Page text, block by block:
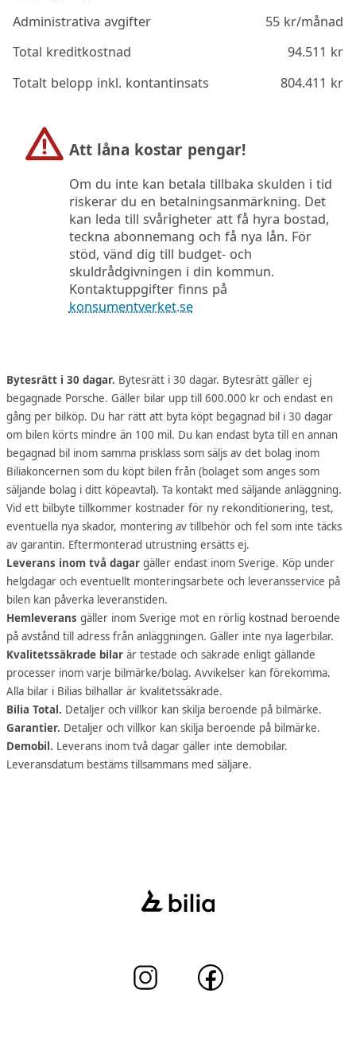
Administrativa avgifter
55kr/månad
Total kreditkostnad
94.511 kr
Totalt belopp inkl. kontantinsats
804.411 kr
Att låna kostar pengar!
Om du inte kan betala tillbaka skulden i tid
riskerar du en betalningsanmärkning. Det
kan leda till svårigheter att få hyra bostad,
teckna abonnemang och få nya lån. För
stöd, vänd dig till budget- och
skuldrådgivningen i din kommun.
Kontaktuppgifter finns på
konsumentverket.se
Bytesrätt i 30 dagar. Bytesrätt i 30 dagar. Bytesrätt gäller ej
begagnade Porsche. Gäller bilar upp till 600.000 kr och endast en
gång per bilköp. Du har rätt att byta köpt begagnad bil i 30 dagar
om bilen körts mindre än 100 mil. Du kan endast byta till en annan
begagnad bil inom samma prisklass som säljs av det bolag inom
Biliakoncernen som du köpt bilen från (bolaget som anges som
säljande bolag i ditt köpeavtal). Ta kontakt med säljande anläggning.
Vid ett bilbyte tillkommer kostnader för ny rekonditionering, test,
eventuella nya skador, montering av tillbehör och fel som inte täcks
av garantin. Eftermonterad utrustning ersätts ej.
Leverans inom två dagar gäller endast inom Sverige. Köp under
helgdagar och eventuellt monteringsarbete och leveransservice på
bilen kan påverka leveranstiden.
Hemleverans gäller inom Sverige mot en rörlig kostnad beroende
på avstånd till adress från anläggningen. Gäller inte nya lagerbilar.
Kvalitetssäkrade bilar är testade och säkrade enligt gällande
processer inom varje bilmärke/bolag. Avvikelser kan förekomma.
Alla bilar i Bilias bilhallar är kvalitetssäkrade.
Bilia Total. Detaljer och villkor kan skilja beroende på bilmärke.
Garantier. Detaljer och villkor kan skilja beroende på bilmärke.
Demobil. Leverans inom två dagar gäller inte demobilar.
Leveransdatum bestäms tillsammans med säljare.